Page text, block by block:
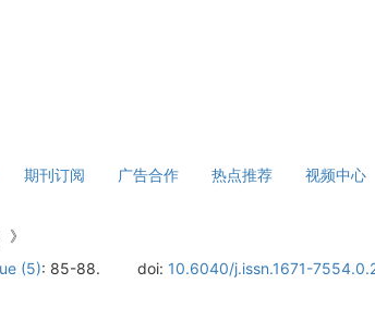
期刊订阅 广告合作 热点推荐 视频中心
(5): 85-88. doi: 10.6040/j.issn.1671-